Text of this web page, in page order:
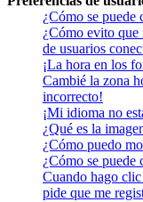
¿Cómo se
¿Cómo evito que
de usuarios
¡La hora en los
Cambié la zona
incorrecto!
¡Mi idioma no
¿Qué es la
¿Cómo puedo
¿Cómo se puede
Cuando hago clic
pide que me